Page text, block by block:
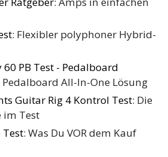
: Flexibler polyphoner Hybrid-
PB Test - Pedalboard
Pedalboard All-In-One Lösung
Guitar Rig 4 Kontrol Test: Die
im Test
Test: Was Du VOR dem Kauf